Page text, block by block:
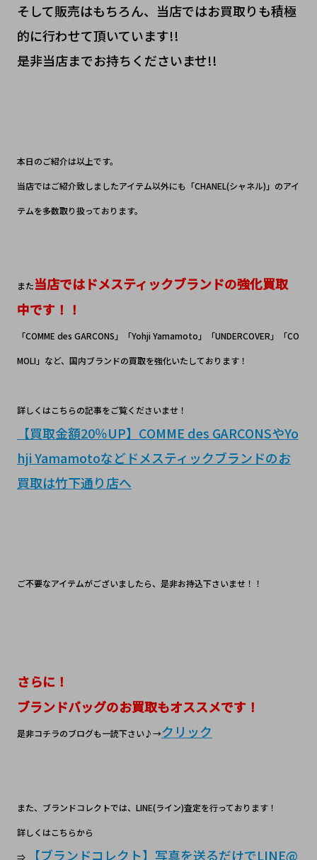
そして販売はもちろん、当店ではお買取りも積極
的に行わせて頂いています!!
是非当店までお持ちくださいませ!!
本日のご紹介は以上です。
当店ではご紹介致しましたアイテム以外にも「CHANEL(シャネル)」のアイ
テムを多数取り扱っております。
また当店ではドメスティックブランドの強化買取
中です！！
「COMME des GARCONS」「Yohji Yamamoto」「UNDERCOVER」「CO
MOLI」など、国内ブランドの買取を強化いたしております！
詳しくはこちらの記事をご覧くださいませ！
【買取金額20％UP】COMME des GARCONSやYo
hji Yamamotoなどドメスティックブランドのお
買取は竹下通り店へ
ご不要なアイテムがございましたら、是非お持込下さいませ！！
さらに！
ブランドバッグのお買取もオススメです！
是非コチラのブログも一読下さい♪→クリック
また、ブランドコレクトでは、LINE(ライン)査定を行っております！
詳しくはこちらから
⇒
【ブランドコレクト】写真を送るだけでLINE@